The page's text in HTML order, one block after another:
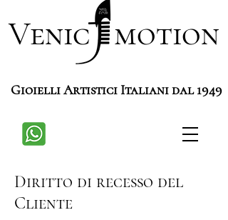
Venic motion
Gioielli Artistici Italiani dal 1949
Diritto di recesso del
Cliente